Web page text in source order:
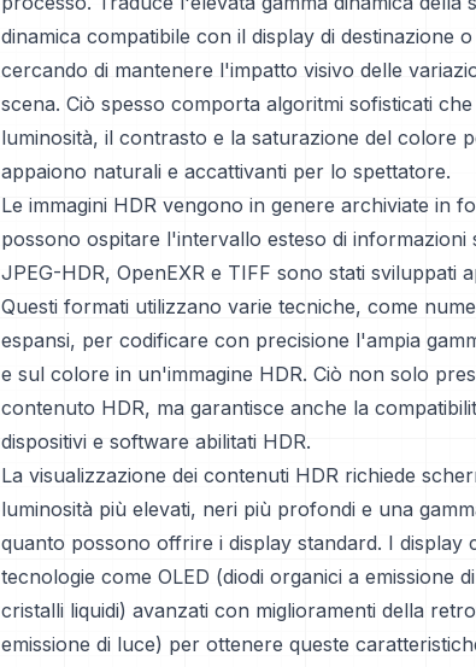
dinamica compatibile con il display di destinazione
cercando di mantenere l'impatto visivo delle
scena. Ciò spesso comporta algoritmi sofisticati
luminosità, il contrasto e la saturazione del colore
appaiono naturali e accattivanti per lo spettatore.
Le immagini HDR vengono in genere archiviate in
possono ospitare l'intervallo esteso di informazioni
JPEG-HDR, OpenEXR e TIFF sono stati sviluppati
Questi formati utilizzano varie tecniche, come
espansi, per codificare con precisione l'ampia
e sul colore in un'immagine HDR. Ciò non solo
contenuto HDR, ma garantisce anche la
dispositivi e software abilitati HDR.
La visualizzazione dei contenuti HDR richiede
luminosità più elevati, neri più profondi e una
quanto possono offrire i display standard. I display
tecnologie come OLED (diodi organici a emissione
cristalli liquidi) avanzati con miglioramenti della
emissione di luce) per ottenere queste